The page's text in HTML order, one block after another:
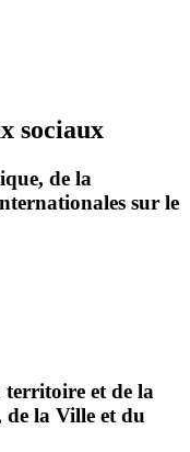
sociaux
de la
sur le
territoire et de la
de la Ville et du